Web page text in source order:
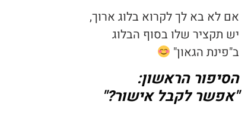
אם לא בא לך לקרוא בלוג ארוך,
יש תקציר שלו בסוף הבלוג
ב"פינת הגאון"
הסיפור הראשון:
"אפשר לקבל אישור?"